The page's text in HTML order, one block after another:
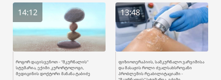
14:12
როგორ დავისვენოთ - "მკურნალის"
სტუმარია, ექიმი კურორტოლოგი,
მედიცინის დოქტორი მანანა ტაბიძე
13:48
ფიზიოთერაპიის, სამკურნალო ვარჯიშისა
და მასაჟის როლი ძვალსახსროვანი
პრობლემის რეაბილიტაციაში -